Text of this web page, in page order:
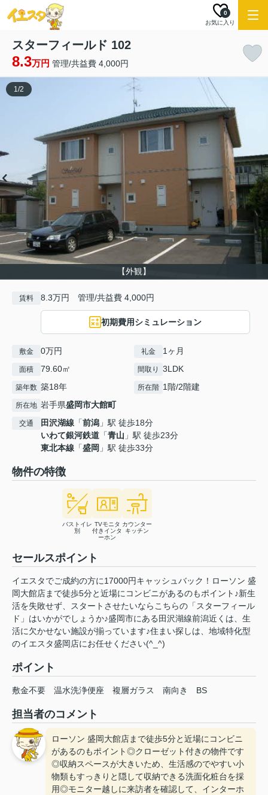
お気に入り
0
スターフィールド 102
8.3万円 管理/共益費 4,000円
【外観】
1/2
賃料 8.3万円 管理/共益費 4,000円
初期費用シミュレーション
敷金 0万円 礼金 1ヶ月
面積 79.60㎡ 間取り 3LDK
築年数 築18年 所在階 1階/2階建
所在地 岩手県盛岡市大館町
交通 田沢湖線 「前潟 」駅 徒歩18分
いわて銀河鉄道 「青山 」駅 徒歩23分
東北本線 「盛岡 」駅 徒歩33分
物件の特徴
バストイレ
別
TVモニタ
付きインタ
ーホン
カウンター
キッチン
セールスポイント
イエスタでご成約の方に17000円キャッシュバック！ローソン 盛
岡大館店まで徒歩5分と近場にコンビニがあるのもポイント♪新生
活を失敗せず、スタートさせたいならこちらの「スターフィール
ド」はいかがでしょうか♪盛岡市にある田沢湖線前潟近くは、生
活に欠かせない施設が揃っています♪住まい探しは、地域特化型
のイエスタ盛岡店にお任せください(^_^)
ポイント
敷金不要 温水洗浄便座 複層ガラス 南向き BS
担当者のコメント
ローソン 盛岡大館店まで徒歩5分と近場にコンビニ
があるのもポイント◎クローゼット付きの物件です
◎収納スペースが大きいため、生活感のでやすい小
物類もすっきりと隠して収納できる洗面化粧台を採
用◎モニター越しに来訪者を確認して、インターホ